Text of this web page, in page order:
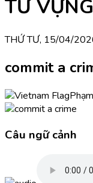
TỪ
THỨ TƯ, 15/04/
commit a
Câu ngữ cảnh